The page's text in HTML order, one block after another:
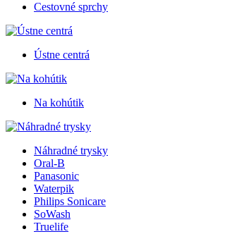
Cestovné sprchy
Ústne centrá
Na kohútik
Náhradné trysky
Oral-B
Panasonic
Waterpik
Philips Sonicare
SoWash
Truelife